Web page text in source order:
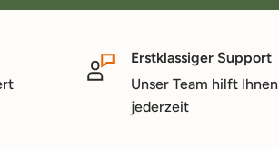
Erstklassiger Support
Unser Team hilft Ihnen
jederzeit